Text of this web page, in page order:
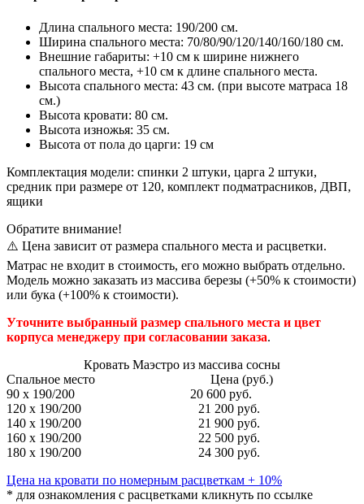
Длина спального места: 190/200 см.
Ширина спального места: 70/80/90/120/140/160/180 см.
Внешние габариты: +10 см к ширине нижнего
спального места, +10 см к длине спального места.
Высота спального места: 43 см. (при высоте матраса 18
см.)
Высота кровати: 80 см.
Высота изножья: 35 см.
Высота от пола до царги: 19 см
Комплектация модели: спинки 2 штуки, царга 2 штуки,
средник при размере от 120, комплект подматрасников, ДВП,
ящики
Обратите внимание!
⚠️ Цена зависит от размера спального места и расцветки.
Матрас не входит в стоимость, его можно выбрать отдельно.
Модель можно заказать из массива березы (+50% к стоимости)
или бука (+100% к стоимости).
Уточните выбранный размер спального места и цвет
корпуса менеджеру при согласовании заказа.
Кровать Маэстро из массива сосны
Спальное место
Цена (руб.)
90 x 190/200
20 600 руб.
120 x 190/200
21 200 руб.
140 x 190/200
21 900 руб.
160 x 190/200
22 500 руб.
180 x 190/200
24 300 руб.
Цена на кровати по номерным расцветкам + 10%
* для ознакомления с расцветками кликнуть по ссылке